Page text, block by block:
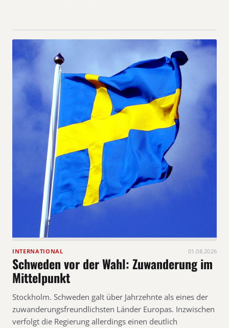
INTERNATIONAL 01.08.2026
Schweden vor der Wahl: Zuwanderung im
Mittelpunkt
Stockholm. Schweden galt über Jahrzehnte als eines der
zuwanderungsfreundlichsten Länder Europas. Inzwischen
verfolgt die Regierung allerdings einen deutlich